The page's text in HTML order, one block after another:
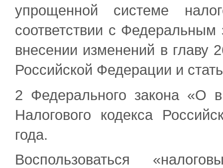
упрощенной системе
соответствии с
внесении изменений в главу
Российской Федерации и
2 Федерального закона «О
Налогового кодекса
года.
Воспользоваться